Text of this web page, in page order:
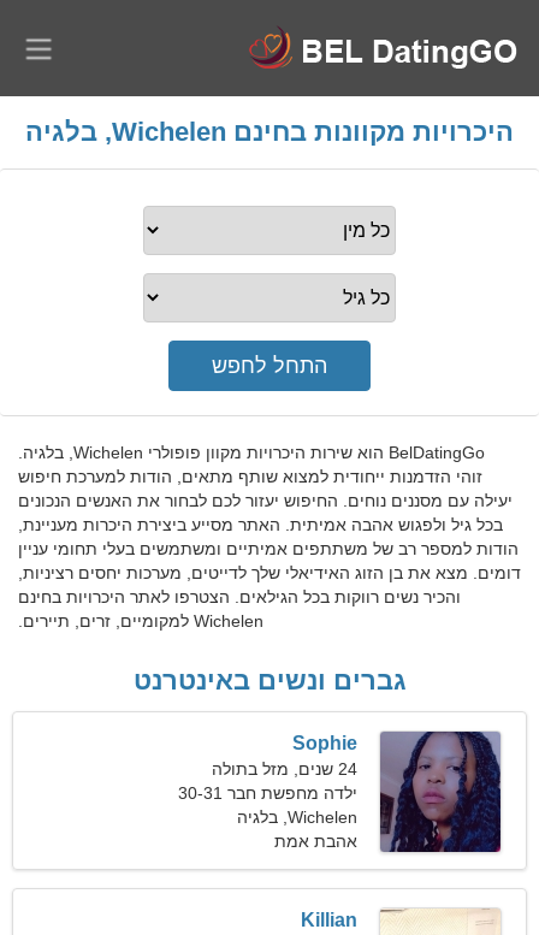
היכרויות מקוונות בחינם Wichelen, בלגיה
BelDatingGo הוא שירות היכרויות מקוון פופולרי Wichelen, בלגיה.
זוהי הזדמנות ייחודית למצוא שותף מתאים, הודות למערכת חיפוש
יעילה עם מסננים נוחים. החיפוש יעזור לכם לבחור את האנשים הנכונים
בכל גיל ולפגוש אהבה אמיתית. האתר מסייע ביצירת היכרות מעניינת,
הודות למספר רב של משתתפים אמיתיים ומשתמשים בעלי תחומי עניין
דומים. מצא את בן הזוג האידיאלי שלך לדייטים, מערכות יחסים רציניות,
והכיר נשים רווקות בכל הגילאים. הצטרפו לאתר היכרויות בחינם
Wichelen למקומיים, זרים, תיירים.
גברים ונשים באינטרנט
Sophie
24 שנים, מזל בתולה
ילדה מחפשת חבר 30-31
Wichelen, בלגיה
אהבת אמת
Killian